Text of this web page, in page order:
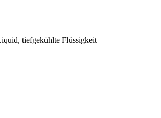
tiefgekühlte Flüssigkeit